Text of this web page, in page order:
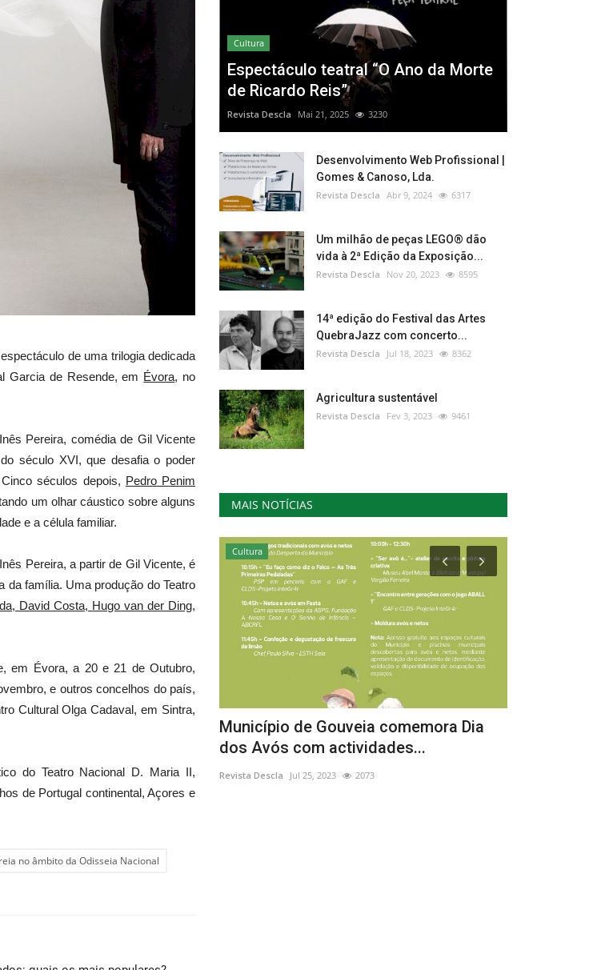
de uma trilogia dedicada
Garcia de Resende, em Évora, no
Pereira, comédia de Gil Vicente
século XVI, que desafia o poder
séculos depois, Pedro Penim
um olhar cáustico sobre alguns
e a célula familiar.
Pereira, a partir de Gil Vicente, é
da família. Uma produção do Teatro
David Costa, Hugo van der Ding,
em Évora, a 20 e 21 de Outubro,
e outros concelhos do país,
Cultural Olga Cadaval, em Sintra,
do Teatro Nacional D. Maria II,
de Portugal continental, Açores e
no âmbito da Odisseia Nacional
Cultura
Espectáculo teatral “O Ano da Morte
de Ricardo Reis”
Revista Descla Mai 21, 2025 3230
Desenvolvimento Web Profissional |
Gomes & Canoso, Lda.
Revista Descla Abr 9, 2024 6317
Um milhão de peças LEGO® dão
vida à 2ª Edição da Exposição...
Revista Descla Nov 20, 2023 8595
14ª edição do Festival das Artes
QuebraJazz com concerto...
Revista Descla Jul 18, 2023 8362
Agricultura sustentável
Revista Descla Fev 3, 2023 9461
MAIS NOTÍCIAS
Jan 9, 2024 1832
Cultura
Município de Gouveia comemora Dia
dos Avós com actividades...
Revista Descla Jul 25, 2023 2073